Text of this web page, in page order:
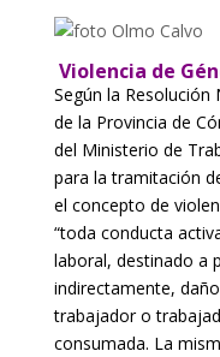
Violencia de
Según la Resolución
de la Provincia de
del Ministerio de
para la tramitación
el concepto de
“toda conducta
laboral, destinado a
indirectamente,
trabajador o
consumada. La